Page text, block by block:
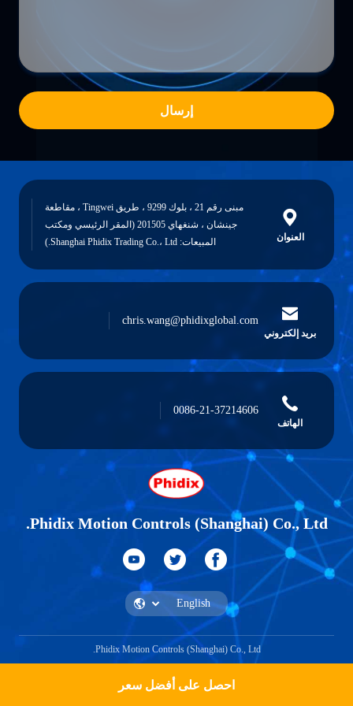
احصل على أفضل سعر
إرسال
العنوان
مبنى رقم 21 ، بلوك 9299 ، طريق Tingwei ، مقاطعة
جينشان ، شنغهاي 201505 (المقر الرئيسي ومكتب
المبيعات: Shanghai Phidix Trading Co.، Ltd.)
بريد إلكتروني
chris.wang@phidixglobal.com
الهاتف
0086-21-37214606
Phidix Motion Controls (Shanghai) Co., Ltd.
Phidix Motion Controls (Shanghai) Co., Ltd.
احصل على اقتباس